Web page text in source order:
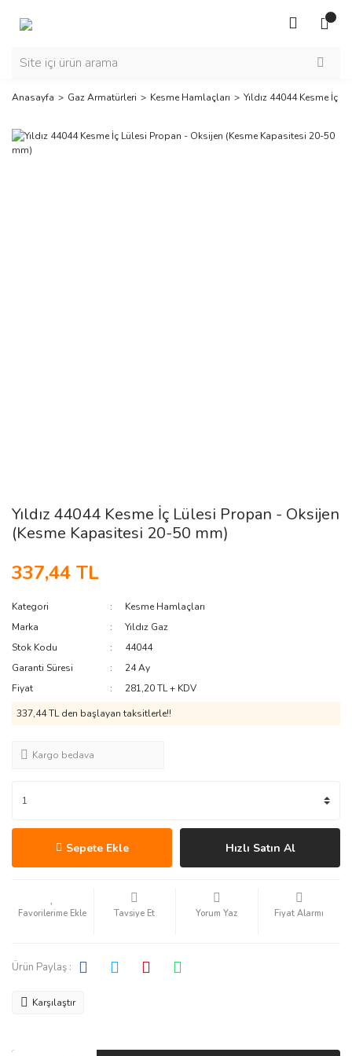
Anasayfa Gaz Armatürleri Kesme Hamlaçları Yıldız 44044 Kesme İç
Yıldız 44044 Kesme İç Lülesi Propan - Oksijen
(Kesme Kapasitesi 20-50 mm)
337,44 TL
Kategori
Kesme Hamlaçları
Marka
Yıldız Gaz
Stok Kodu
44044
Garanti Süresi
24 Ay
Fiyat
281,20 TL + KDV
337,44 TL den başlayan taksitlerle!!
Kargo bedava
Sepete Ekle Hızlı Satın Al
Tavsiye Et Yorum Yaz Fiyat Alarmı
Ürün Paylaş :
Karşılaştır